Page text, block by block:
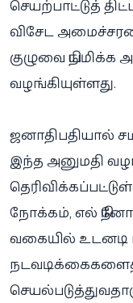
செயற்பாட்டுத்
விசேட
குழுவை
வழங்கியுள்ளது.
ஜனாதிபதியால்
இந்த அனுமதி
நோக்கம், எல்
வகையில்
நடவடிக்கைகளைத்